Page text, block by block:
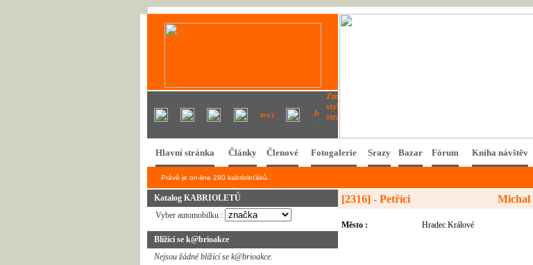
Hlavní stránka Články Členové Fotogalerie Srazy Bazar Fórum Kniha návštěv
Právě je on-line 280 kabrioleťáků.
Katalog KABRIOLETŮ
Vyber automobilku :
Blížící se k@brioakce
Nejsou žádné blížící se k@brioakce.
[2316] - Petříci Michal
Město : Hradec Králové